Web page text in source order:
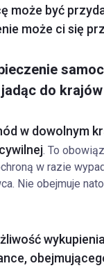
może być
może ci się
do krajów
w dowolnym
. To
w razie
Nie obejmuje